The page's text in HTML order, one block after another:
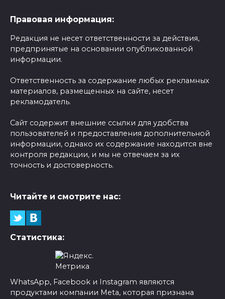
Правовая информация:
Редакция не несет ответственности за действия,
предпринятые на основании опубликованной
информации.
Ответственность за содержание любых рекламных
материалов, размещенных на сайте, несет
рекламодатель.
Сайт содержит внешние ссылки для удобства
пользователей и предоставления дополнительной
информации, однако их содержание находится вне
контроля редакции, и мы не отвечаем за их
точность и достоверность.
Читайте и смотрите нас:
Статистика:
WhatsApp, Facebook и Instagram являются
продуктами компании Meta, которая признана